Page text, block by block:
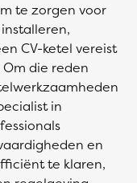
te zorgen voor
CV-ketel vereist
die reden
in
en
te klaren,